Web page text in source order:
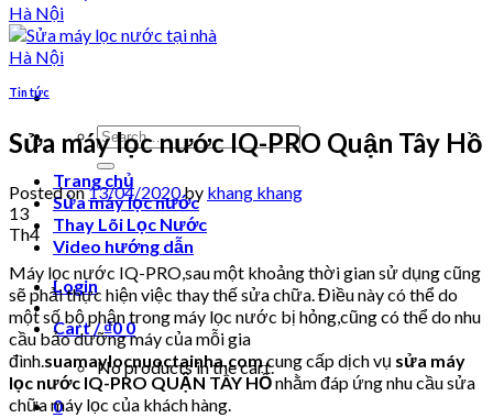
Search
for:
Trang chủ
Sửa máy lọc nước
Thay Lõi Lọc Nước
Video hướng dẫn
Login
Cart /₫0 0
No products in the cart.
0
Tin tức
Sửa máy lọc nước IQ-PRO Quận Tây Hồ
Posted on13/04/2020by khang khang
13
Th4
Máy lọc nước IQ-PRO,sau một khoảng thời gian sử dụng cũng
sẽ phải thực hiện việc thay thế sửa chữa. Điều này có thể do
một số bộ phận trong máy lọc nước bị hỏng,cũng có thể do nhu
cầu bảo dưỡng máy của mỗi gia
đình.suamaylocnuoctainha.comcung cấp dịch vụ sửa máy
lọc nước IQ-PRO QUẬN TÂY HỒnhằm đáp ứng nhu cầu sửa
chữa máy lọc của khách hàng.